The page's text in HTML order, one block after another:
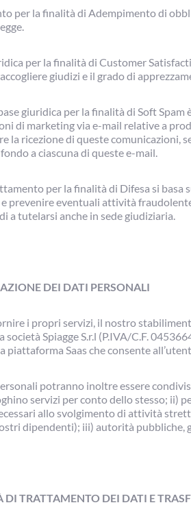
per la finalità di Adempimento di
per la finalità di Customer
giudizi e il grado di
giuridica per la finalità di Soft
di marketing via e-mail relative a
la ricezione di queste comunicazioni,
a ciascuna di queste e-mail.
per la finalità di Difesa si
prevenire eventuali attività
a tutelarsi anche in sede giudiziaria.
DEI DATI PERSONALI
i propri servizi, il nostro
società Spiagge S.r.l (P.IVA/C.F.
piattaforma Saas che consente
potranno inoltre essere
servizi per conto dello stesso; ii)
allo svolgimento di attività
dipendenti); iii) autorità pubbliche,
TRATTAMENTO DEI DATI E